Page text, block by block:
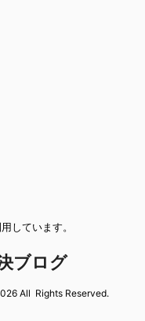
しています。
ブログ
All Rights Reserved.